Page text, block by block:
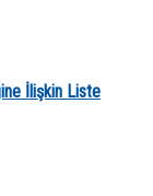
İlişkin Liste